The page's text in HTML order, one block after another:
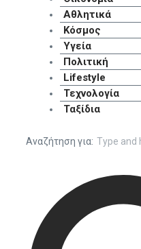
Αθλητικά
Κόσμος
Υγεία
Πολιτική
Lifestyle
Τεχνολογία
Ταξίδια
Αναζήτηση για: